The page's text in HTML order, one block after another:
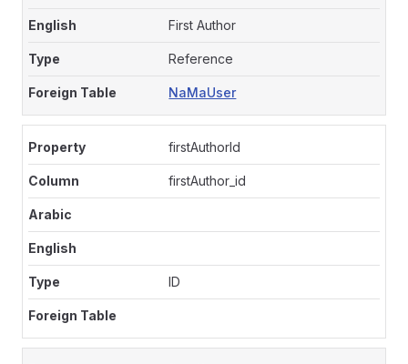
First Author
Reference
NaMaUser
firstAuthorId
firstAuthor_id
ID